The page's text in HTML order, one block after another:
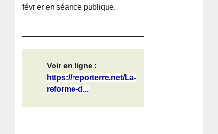
février en séance publique.
Voir en ligne :
https://reporterre.net/La-
reforme-d...